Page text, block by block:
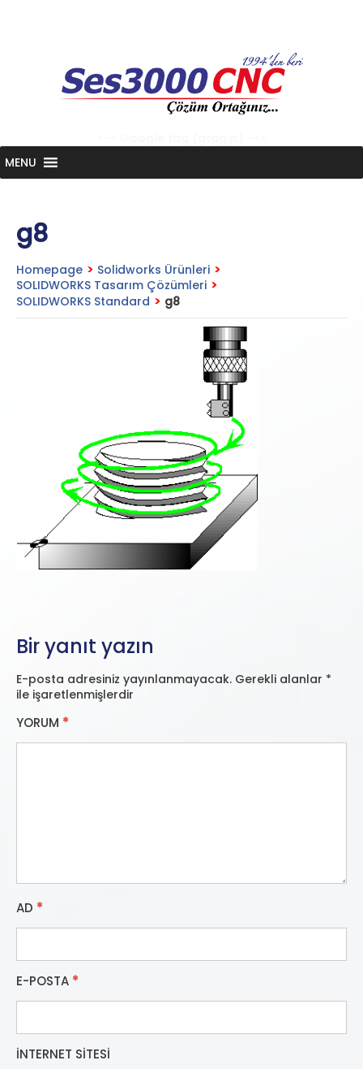
content
MENU
g8
Homepage > Solidworks Ürünleri >
SOLIDWORKS Tasarım Çözümleri >
SOLIDWORKS Standard > g8
Bir yanıt yazın
E-posta adresiniz yayınlanmayacak. Gerekli alanlar *
ile işaretlenmişlerdir
YORUM *
AD *
E-POSTA *
İNTERNET SITESI